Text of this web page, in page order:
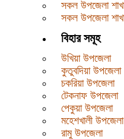
সকল উপজেলা
সকল উপজেলা
বিহার সমূহ
উখিয়া উপজেলা
কুতুবদিয়া উপজেলা
চকরিয়া উপজেলা
টেকনাফ উপজেলা
পেকুয়া উপজেলা
মহেশখালী উপজেলা
রামু উপজেলা